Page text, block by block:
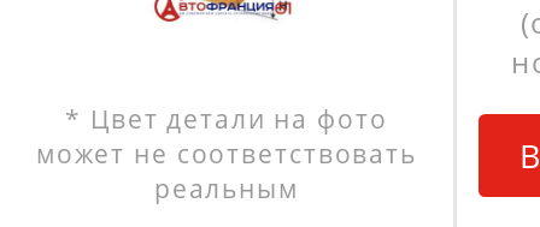
* Цвет детали на фото
может не соответствовать
реальным